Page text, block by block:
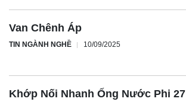
Van Chênh Áp
TIN NGÀNH NGHỀ 10/09/2025
Khớp Nối Nhanh Ống Nước Phi 27